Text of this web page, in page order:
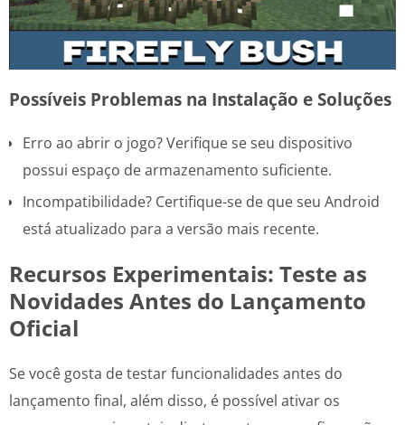
Possíveis Problemas na Instalação e Soluções
Erro ao abrir o jogo? Verifique se seu dispositivo
possui espaço de armazenamento suficiente.
Incompatibilidade? Certifique-se de que seu Android
está atualizado para a versão mais recente.
Recursos Experimentais: Teste as
Novidades Antes do Lançamento
Oficial
Se você gosta de testar funcionalidades antes do
lançamento final, além disso, é possível ativar os